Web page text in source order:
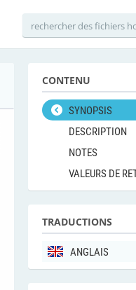
CONTENU
SYNOPSIS
DESCRIPTION
NOTES
VALEURS DE
TRADUCTIONS
ANGLAIS